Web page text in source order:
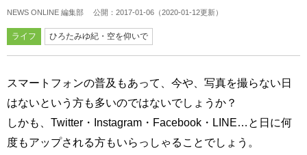
NEWS ONLINE 編集部 公開： 2017-01-06 （2020-01-12更新）
ライフ ひろたみゆ紀・空を仰いで
スマートフォンの普及もあって、今や、写真を撮らない日
はないという方も多いのではないでしょうか？
しかも、Twitter・Instagram・Facebook・LINE…と日に何
度もアップされる方もいらっしゃることでしょう。